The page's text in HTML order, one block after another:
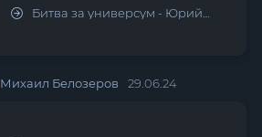
Битва за универсум - Юрий Тарарев, Александр Тарарев
Михаил Белозеров 29.06.24